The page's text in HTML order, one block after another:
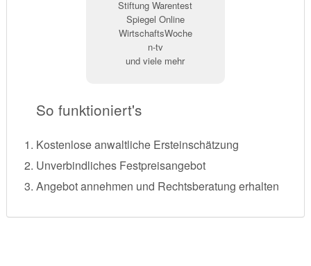
Stiftung Warentest
Spiegel Online
WirtschaftsWoche
n-tv
und viele mehr
So funktioniert's
Kostenlose anwaltliche Ersteinschätzung
Unverbindliches Festpreisangebot
Angebot annehmen und Rechtsberatung erhalten